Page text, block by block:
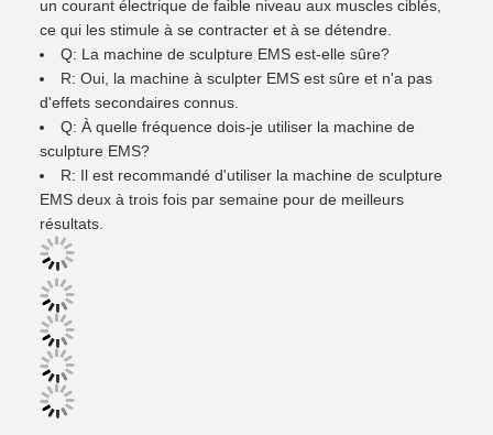
un courant électrique de faible niveau aux muscles ciblés,
ce qui les stimule à se contracter et à se détendre.
Q: La machine de sculpture EMS est-elle sûre?
R: Oui, la machine à sculpter EMS est sûre et n'a pas
d'effets secondaires connus.
Q: À quelle fréquence dois-je utiliser la machine de
sculpture EMS?
R: Il est recommandé d'utiliser la machine de sculpture
EMS deux à trois fois par semaine pour de meilleurs
résultats.